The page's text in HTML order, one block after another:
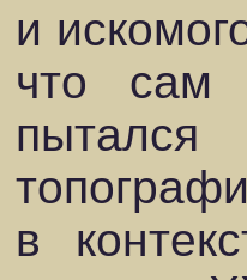
и
что сам
в